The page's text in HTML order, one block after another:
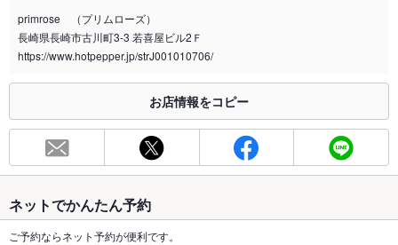
喫煙専用室 なし
※2020年4月1日～受動喫煙対策に関する法律が施行されています。正しい情報はお店へお問い
総席数
20席(人数の相談も承ります！各種宴会の予約承り中です。※最
容人数
個室 なし ：個室はありません。
primrose （プリムローズ）
長崎県長崎市古川町3-3 若喜屋ビル2Ｆ
https://www.hotpepper.jp/strJ001010706/
お店情報をコピー
ネットでかんたん予約
ご予約ならネット予約が便利です。